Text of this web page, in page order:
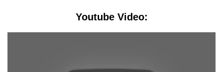
Youtube Video: